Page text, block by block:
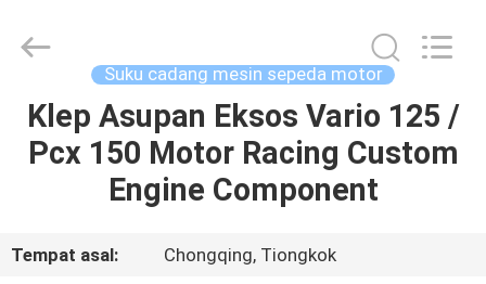
RUMAH
PRODUK
VIDEO
Spare
Parts
Reserved.
Suku cadang mesin sepeda motor
Klep Asupan Eksos Vario 125 /
Pcx 150 Motor Racing Custom
Engine Component
Tempat asal:
Chongqing, Tiongkok